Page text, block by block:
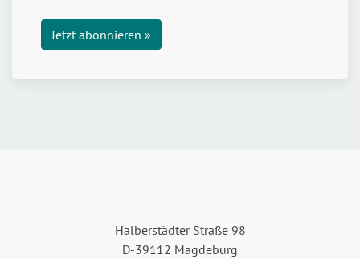
Halberstädter Straße 98
D-39112 Magdeburg